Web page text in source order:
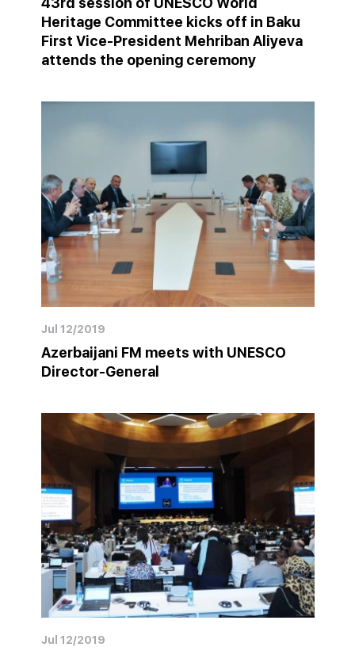
Heritage Committee kicks off in Baku
First Vice-President Mehriban Aliyeva
attends the opening ceremony
Jul 12/2019
Azerbaijani FM meets with UNESCO
Director-General
Jul 12/2019